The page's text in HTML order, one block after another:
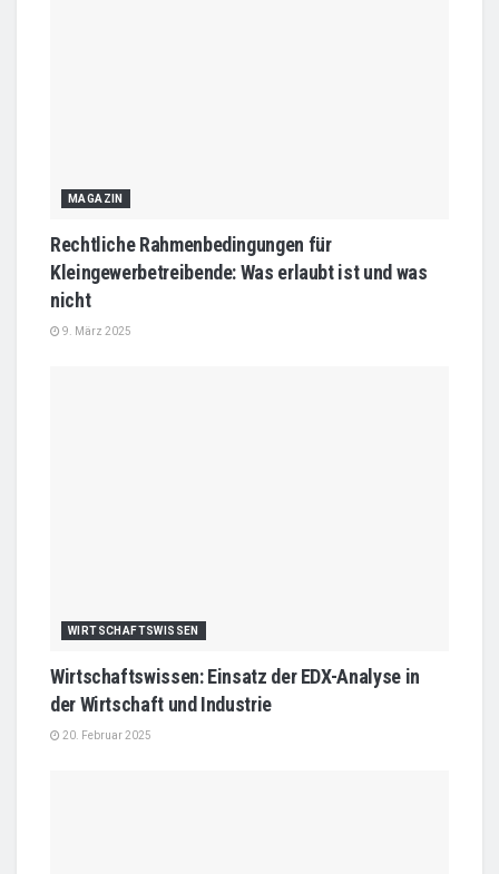
MAGAZIN
Rechtliche Rahmenbedingungen für
Kleingewerbetreibende: Was erlaubt ist und was
nicht
9. März 2025
WIRTSCHAFTSWISSEN
Wirtschaftswissen: Einsatz der EDX-Analyse in
der Wirtschaft und Industrie
20. Februar 2025